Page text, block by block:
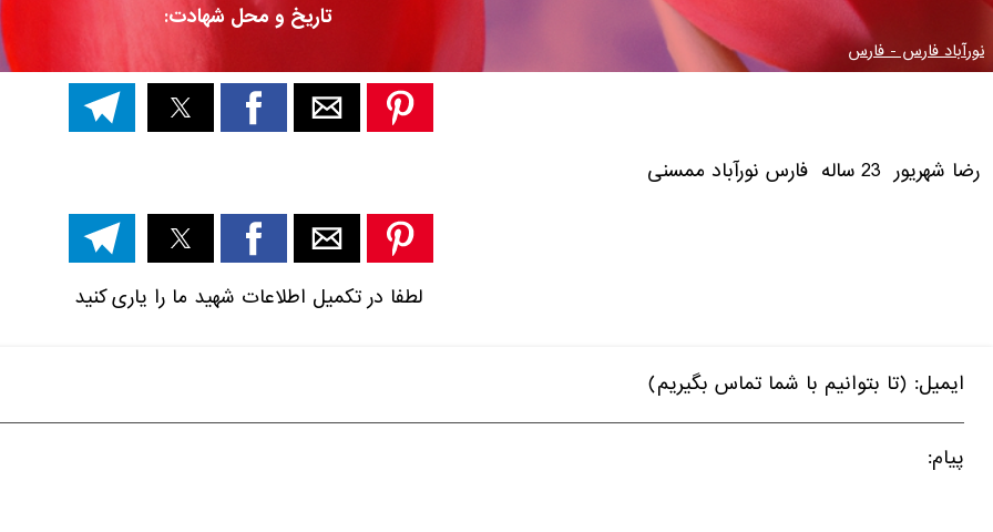
تاریخ و محل شهادت:
نورآباد فارس - فارس
رضا شهریور 23 ساله فارس نورآباد ممسنی
لطفا در تکمیل اطلاعات شهید ما را یاری کنید
ایمیل: (تا بتوانیم با شما تماس بگیریم)
پیام: